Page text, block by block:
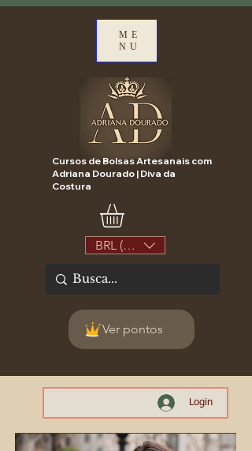
ME
NU
Cursos de Bolsas Artesanais com
Adriana Dourado | Diva da
Costura
BRL (R$)
Ver pontos
Login